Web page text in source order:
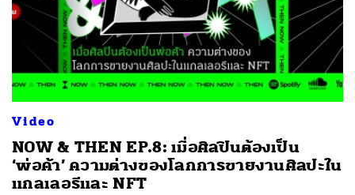
Video
NOW & THEN EP.8: เมื่อศิลปินต้องเป็น
‘พ่อค้า’ ความต่างของโลกการขายงานศิลปะใน
แกลเลอรีและ NFT